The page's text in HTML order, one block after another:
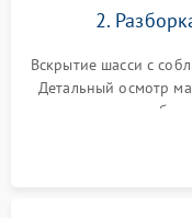
2.
Вскрытие шасси с
Детальный осмотр
контроллеров и